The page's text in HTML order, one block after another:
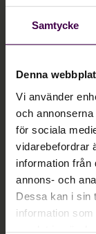
Samtycke
Denna
Vi använder
och
för sociala
vidarebefordrar
information från
annons- och
Dessa kan i sin
information
Överblick
Möjlighet
Meddelar
Ökad
Bygger på